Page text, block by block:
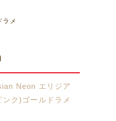
ラメ
Neon エリジア
ク)ゴールドラメ